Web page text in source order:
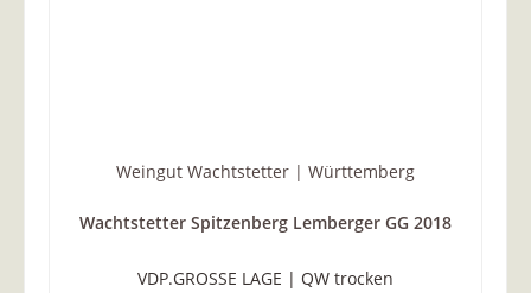
Weingut Wachtstetter | Württemberg
Wachtstetter Spitzenberg Lemberger GG 2018
VDP.GROSSE LAGE | QW trocken